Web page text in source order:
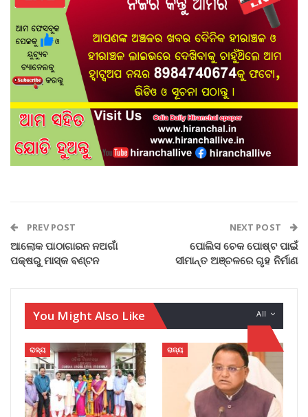
PREV POST
ଆଲୋକ ପାଠାଗାରନ ନଅଗାଁ
ପକ୍ଷରୁ ମାସ୍କ ବଣ୍ଟନ
NEXT POST
ପୋଲିସ ଚେକ ପୋଷ୍ଟ ପାଇଁ
ସୀମାନ୍ତ ଅଞ୍ଚଳରେ ଗୃହ ନିର୍ମାଣ
All
You Might Also Like
ରାଜ୍ୟ ରାଜ୍ୟ